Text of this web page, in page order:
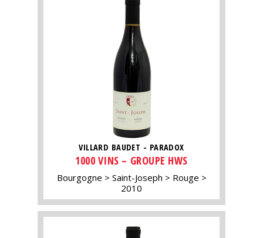
VILLARD BAUDET - PARADOX
1000 VINS – GROUPE HWS
Bourgogne Saint-Joseph
Rouge
2010